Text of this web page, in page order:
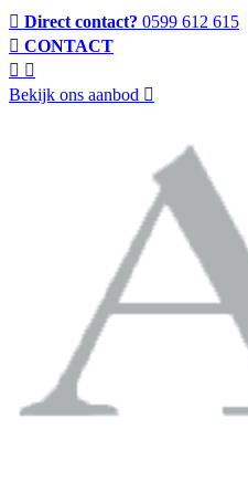
Direct contact? 0599 612 615
CONTACT
Bekijk ons aanbod